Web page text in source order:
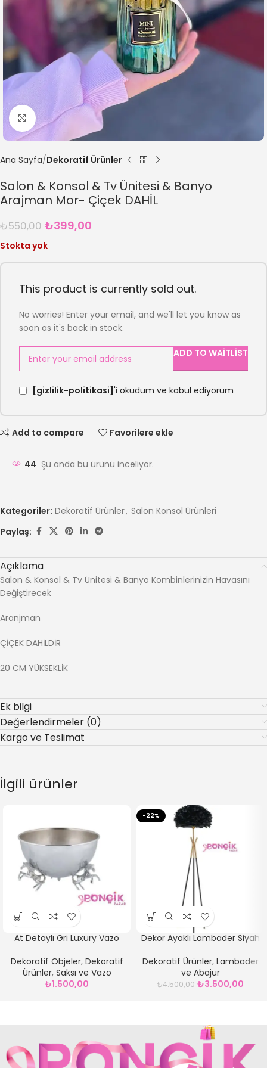
Büyütmek için tıklayın
Ana Sayfa Dekoratif Ürünler
Salon & Konsol & Tv Ünitesi & Banyo
Arajman Mor- Çiçek DAHİL
₺550,00 ₺399,00
Stokta yok
This product is currently sold out.
No worries! Enter your email, and we'll let you know as
soon as it's back in stock.
ADD TO WAITLIST
[gizlilik-politikasi] 'i okudum ve kabul ediyorum
Add to compare Favorilere ekle
44 Şu anda bu ürünü inceliyor.
Kategoriler: Dekoratif Ürünler, Salon Konsol Ürünleri
Paylaş:
Açıklama
Salon & Konsol & Tv Ünitesi & Banyo Kombinlerinizin Havasını
Değiştirecek
Aranjman
ÇİÇEK DAHİLDİR
20 CM YÜKSEKLİK
Ek bilgi
Değerlendirmeler (0)
Kargo ve Teslimat
İlgili ürünler
At Detaylı Gri Luxury Vazo
Dekoratif Objeler, Dekoratif
Ürünler, Saksı ve Vazo
₺1.500,00
-22%
Dekor Ayaklı Lambader Siyah
Dekoratif Ürünler, Lambader
ve Abajur
₺4.500,00 ₺3.500,00